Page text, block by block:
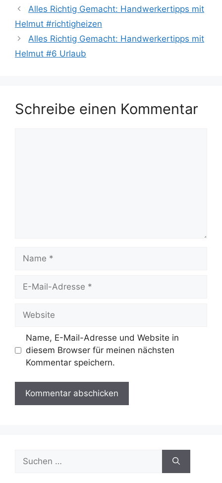
Alles Richtig Gemacht: Handwerkertipps mit
Helmut #richtigheizen
Alles Richtig Gemacht: Handwerkertipps mit
Helmut #6 Urlaub
Schreibe einen Kommentar
Name
Website
Name, E-Mail-Adresse und Website in
diesem Browser für meinen nächsten
Kommentar speichern.
nach: